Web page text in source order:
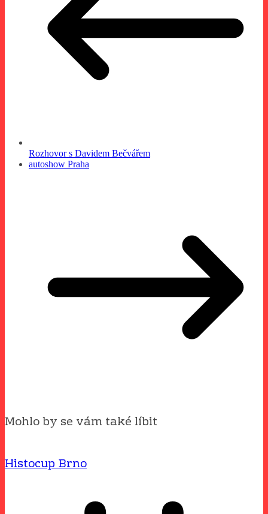
Rozhovor s Davidem Bečvářem
autoshow Praha
Mohlo by se vám také líbit
Histocup Brno